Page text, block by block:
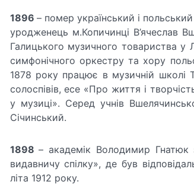
1896 – помер український і
уродженець м.Копичинці В’ячеслав
Галицького музичного товариства у
симфонічного оркестру та хору
1878 року працює в музичній школі
солоспівів, есе «Про життя і
у музиці». Серед учнів
Січинський.
1898– академік Володимир Гнатюк
видавничу спілку», де був
літа 1912 року.